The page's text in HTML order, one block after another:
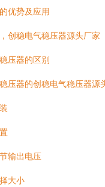
优势及应用
创稳电气稳压器源头厂家
压器的区别
压器的创稳电气稳压器源
输出电压
大小